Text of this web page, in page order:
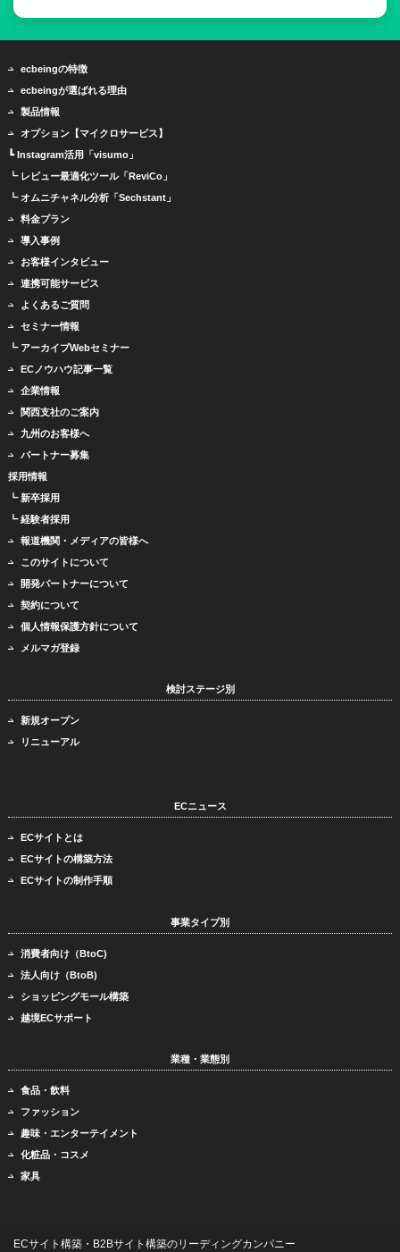
ecbeingの特徴
ecbeingが選ばれる理由
製品情報
オプション【マイクロサービス】
┗ Instagram活用「visumo」
┗ レビュー最適化ツール「ReviCo」
┗ オムニチャネル分析「Sechstant」
料金プラン
導入事例
お客様インタビュー
連携可能サービス
よくあるご質問
セミナー情報
┗ アーカイブWebセミナー
ECノウハウ記事一覧
企業情報
関西支社のご案内
九州のお客様へ
パートナー募集
採用情報
┗ 新卒採用
┗ 経験者採用
報道機関・メディアの皆様へ
このサイトについて
開発パートナーについて
契約について
個人情報保護方針について
メルマガ登録
検討ステージ別
新規オープン
リニューアル
ECニュース
ECサイトとは
ECサイトの構築方法
ECサイトの制作手順
事業タイプ別
消費者向け（BtoC)
法人向け（BtoB)
ショッピングモール構築
越境ECサポート
業種・業態別
食品・飲料
ファッション
趣味・エンターテイメント
化粧品・コスメ
家具
ECサイト構築・B2Bサイト構築のリーディングカンパニー